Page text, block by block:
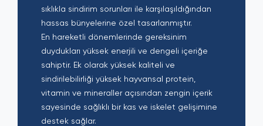
sıklıkla sindirim sorunları ile karşılaşıldığından
hassas bünyelerine özel tasarlanmıştır.
En hareketli dönemlerinde gereksinim
duydukları yüksek enerjili ve dengeli içeriğe
sahiptir. Ek olarak yüksek kaliteli ve
sindirilebilirliği yüksek hayvansal protein,
vitamin ve mineraller açısından zengin içerik
sayesinde sağlıklı bir kas ve iskelet gelişimine
destek sağlar.